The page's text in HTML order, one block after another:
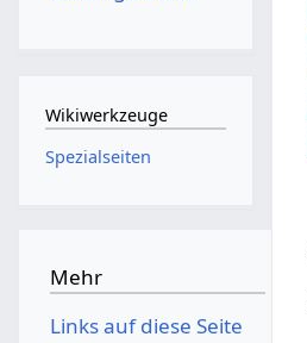
Wikiwerkzeuge
Spezialseiten
Mehr
Links auf diese Seite